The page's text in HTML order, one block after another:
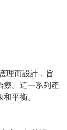
理而設計，旨
療。這一系列產
平衡。